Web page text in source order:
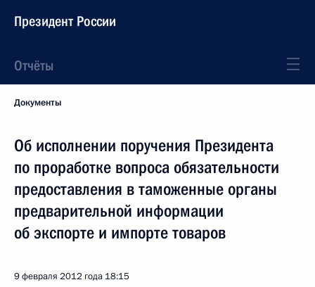
Президент России
Отчёты
Документы
Об исполнении поручения Президента
по проработке вопроса обязательности
предоставления в таможенные органы
предварительной информации
об экспорте и импорте товаров
9 февраля 2012 года 18:15